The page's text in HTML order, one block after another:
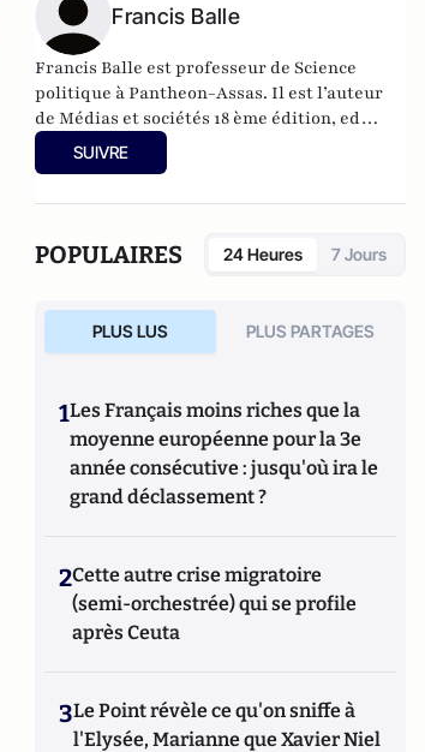
Francis Balle
Francis Balle est professeur de Science
politique à Pantheon-Assas. Il est l’auteur
de Médias et sociétés 18 ème édition, ed
Lextenso et de Le choc des inculture , ed
L’Archipel.
SUIVRE
POPULAIRES 24 Heures 7 Jours
PLUS LUS PLUS PARTAGES
1Les Français moins riches que la
moyenne européenne pour la 3e
année consécutive : jusqu'où ira le
grand déclassement ?
2Cette autre crise migratoire
(semi-orchestrée) qui se profile
après Ceuta
3Le Point révèle ce qu'on sniffe à
l'Elysée, Marianne que Xavier Niel